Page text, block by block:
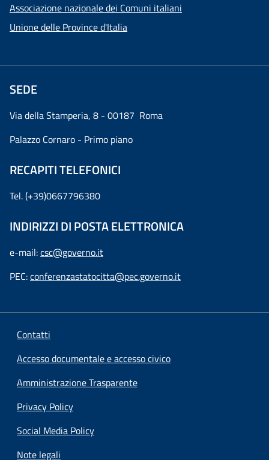
Associazione nazionale dei Comuni italiani
Unione delle Province d'Italia
SEDE
Via della Stamperia, 8 - 00187 Roma
Palazzo Cornaro - Primo piano
RECAPITI TELEFONICI
Tel. (+39)0667796380
INDIRIZZI DI POSTA ELETTRONICA
e-mail:csc@governo.it
PEC:conferenzastatocitta@pec.governo.it
Contatti
Accesso documentale e accesso civico
Amministrazione Trasparente
Privacy Policy
Social Media Policy
Note legali